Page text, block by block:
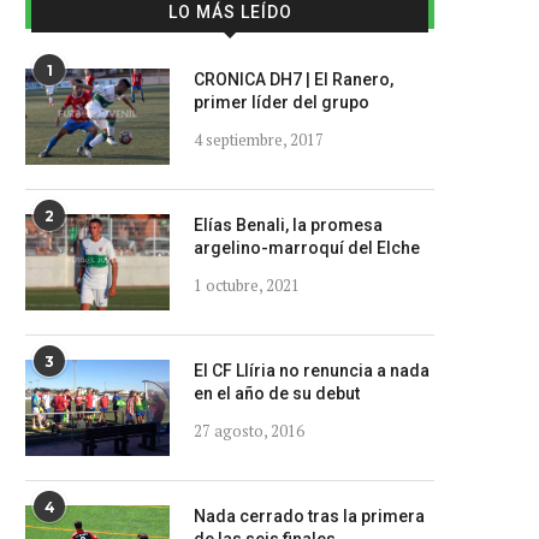
LO MÁS LEÍDO
1
CRONICA DH7 | El Ranero,
primer líder del grupo
4 septiembre, 2017
2
Elías Benali, la promesa
argelino-marroquí del Elche
1 octubre, 2021
3
El CF Llíria no renuncia a nada
en el año de su debut
27 agosto, 2016
4
Nada cerrado tras la primera